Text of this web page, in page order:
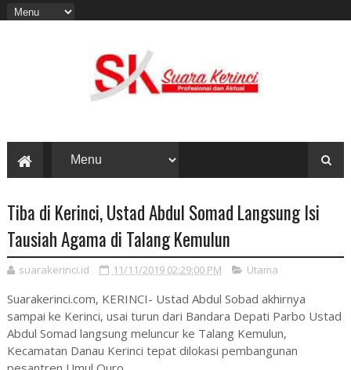
Tiba di Kerinci, Ustad Abdul Somad Langsung Isi
Tausiah Agama di Talang Kemulun
suarakerinci.id 11/11/2019 02:29:00 PM Utama
Suarakerinci.com, KERINCI- Ustad Abdul Sobad akhirnya
sampai ke Kerinci, usai turun dari Bandara Depati Parbo Ustad
Abdul Somad langsung meluncur ke Talang Kemulun,
Kecamatan Danau Kerinci tepat dilokasi pembangunan